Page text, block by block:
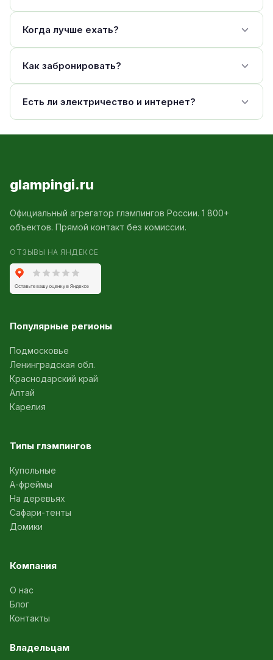
Когда лучше ехать?
Как забронировать?
Есть ли электричество и интернет?
glampingi.ru
Официальный агрегатор глэмпингов России. 1 800+
объектов. Прямой контакт без комиссии.
ОТЗЫВЫ НА ЯНДЕКСЕ
Популярные регионы
Подмосковье
Ленинградская обл.
Краснодарский край
Алтай
Карелия
Типы глэмпингов
Купольные
А-фреймы
На деревьях
Сафари-тенты
Домики
Компания
О нас
Блог
Контакты
Владельцам